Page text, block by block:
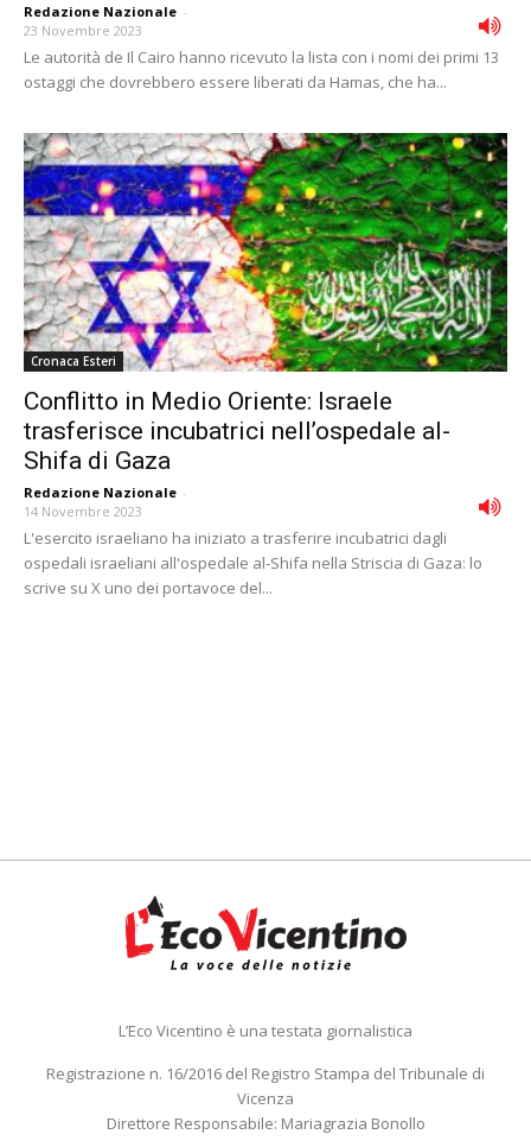
Redazione Nazionale -
23 Novembre 2023
Le autorità de Il Cairo hanno ricevuto la lista con i nomi dei primi 13
ostaggi che dovrebbero essere liberati da Hamas, che ha...
Cronaca Esteri
Conflitto in Medio Oriente: Israele
trasferisce incubatrici nell’ospedale al-
Shifa di Gaza
Redazione Nazionale -
14 Novembre 2023
L'esercito israeliano ha iniziato a trasferire incubatrici dagli
ospedali israeliani all'ospedale al-Shifa nella Striscia di Gaza: lo
scrive su X uno dei portavoce del...
L’Eco Vicentino è una testata giornalistica
Registrazione n. 16/2016 del Registro Stampa del Tribunale di
Vicenza
Direttore Responsabile: Mariagrazia Bonollo